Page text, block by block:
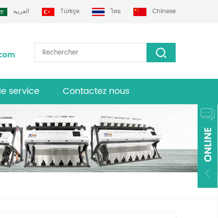
العربية Türkçe ไทย Chinese
service Contactez nous